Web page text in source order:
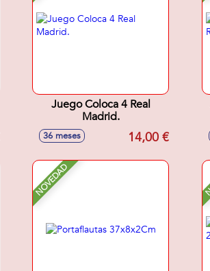
Juego Coloca 4 Real
Madrid.
36 meses 14,00 €
NOVEDAD